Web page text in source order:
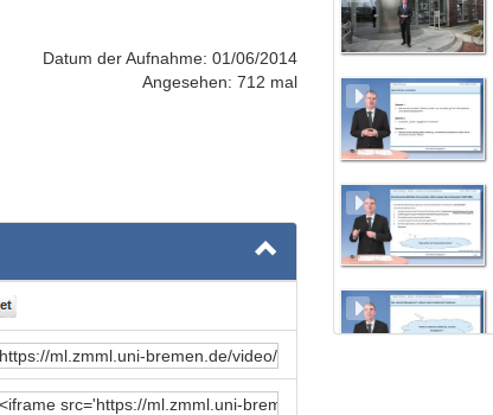
Datum der Aufnahme: 01/06/2014
Angesehen: 712 mal